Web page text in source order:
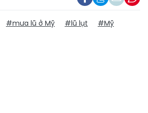
#mưa lũ ở Mỹ #lũ lụt
#Mỹ